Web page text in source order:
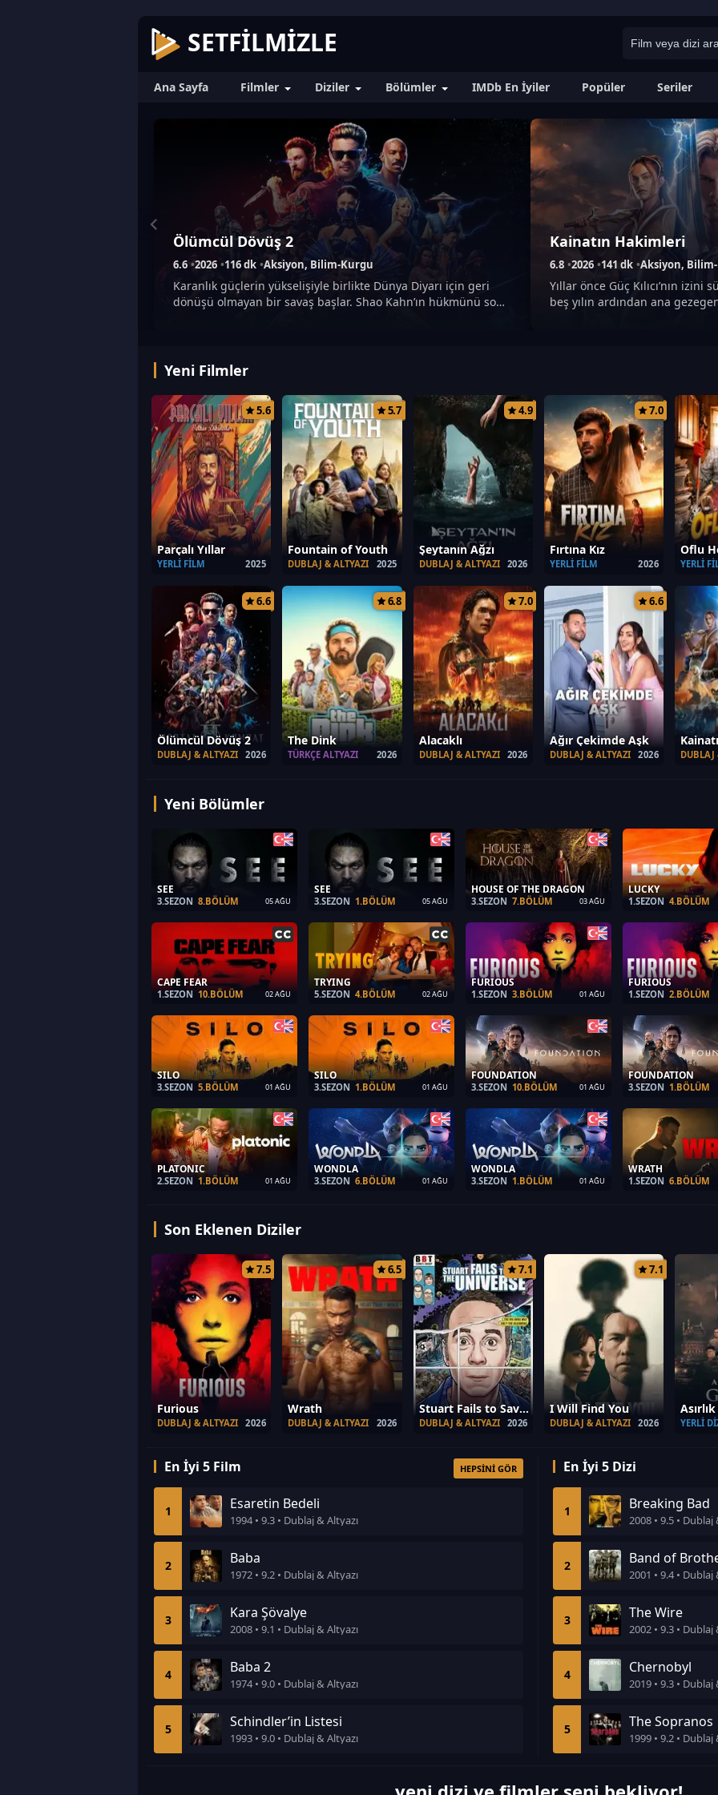
SETFILMIZLE
Ana Sayfa Filmler Diziler Bölümler IMDb En İyiler Popüler Seriler
Ölümcül Dövüş 2
6.6 2026 116 dk Aksiyon, Bilim-Kurgu
Karanlık güçlerin yükselişiyle birlikte Dünya Diyarı için geri
dönüşü olmayan bir savaş başlar. Shao Kahn’ın hükmünü sona
aralarına katılan Johnny Cage de savaşın önemli isimlerinden
hayatta […]
Kainatın Hakimleri
6.8 2026 141 dk Aksiyon,
Yıllar önce Güç Kılıcı’nın
beş yılın ardından ana
Yeni Filmler
5.6
Parçalı Yıllar
2025
YERLI FILM
5.7
Fountain of Youth
2025
DUBLAJ & ALTYAZI
4.9
Şeytanın Ağzı
2026
DUBLAJ & ALTYAZI
7.0
Fırtına Kız
2026
YERLI FILM
Oflu
YERLI
6.6
Ölümcül Dövüş 2
2026
DUBLAJ & ALTYAZI
6.8
The Dink
2026
TÜRKÇE ALTYAZI
7.0
Alacaklı
2026
DUBLAJ & ALTYAZI
6.6
Ağır Çekimde Aşk
2026
DUBLAJ & ALTYAZI DUBLAJ
Yeni Bölümler
SEE
3.SEZON 8.BÖLÜM 05 AĞU
SEE
3.SEZON 1.BÖLÜM 05 AĞU
HOUSE OF THE DRAGON
3.SEZON 7.BÖLÜM 03 AĞU
LUCKY
1.SEZON 4.BÖLÜM
CAPE FEAR
1.SEZON 10.BÖLÜM 02 AĞU
TRYING
5.SEZON 4.BÖLÜM 02 AĞU
FURIOUS
1.SEZON 3.BÖLÜM 01 AĞU
FURIOUS
1.SEZON 2.BÖLÜM
SILO
3.SEZON 5.BÖLÜM 01 AĞU
SILO
3.SEZON 1.BÖLÜM 01 AĞU
FOUNDATION
3.SEZON 10.BÖLÜM 01 AĞU
FOUNDATION
3.SEZON 1.BÖLÜM
PLATONIC
2.SEZON 1.BÖLÜM 01 AĞU
WONDLA
3.SEZON 6.BÖLÜM 01 AĞU
WONDLA
3.SEZON 1.BÖLÜM 01 AĞU
WRATH
1.SEZON 6.BÖLÜM
Son Eklenen Diziler
7.5
Furious
2026
DUBLAJ & ALTYAZI
6.5
Wrath
2026
DUBLAJ & ALTYAZI
7.1
Stuart Fails to Save the Universe
2026
DUBLAJ & ALTYAZI
7.1
I Will Find You
2026
DUBLAJ & ALTYAZI YERLI
En İyi 5 Film HEPSINI GÖR
1 Esaretin Bedeli
1994 • 9.3 • Dublaj & Altyazı
2 Baba
1972 • 9.2 • Dublaj & Altyazı
3 Kara Şövalye
2008 • 9.1 • Dublaj & Altyazı
4 Baba 2
1974 • 9.0 • Dublaj & Altyazı
5 Schindler’in Listesi
1993 • 9.0 • Dublaj & Altyazı
En İyi 5 Dizi
1 Breaking Bad
2008 • 9.5 • Dublaj
2 Band of
2001 • 9.4 • Dublaj
3 The Wire
2002 • 9.3 • Dublaj
4 Chernobyl
2019 • 9.3 • Dublaj
5 The Sopranos
1999 • 9.2 • Dublaj